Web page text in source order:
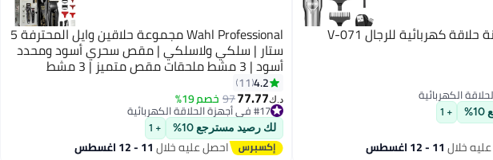
في جي آر ماكينة حلاقة كهربائية للرجال V-071
+ 1
خلال11 - 12 اغسطس
Wahl Professional مجموعة حلاقين وايل المحترفة 5
ستار | سلكي ولاسلكي | مقص سحري أسود ومحدد
أسود | 3 مشط ملحقات مقص متميز | 3 مشط
ملحقات محدد | 3 دبوس - دول مجلس التعاون
الخليجي
4.2
11
د.ك‏77.77
97خصم 19%
#17 في أجهزة الحلاقة الكهربائية
#17 في أجهزة الحلاقة الكهربائية
لك رصيد مسترجع 10% + 1
احصل عليه خلال11 - 12 اغسطس